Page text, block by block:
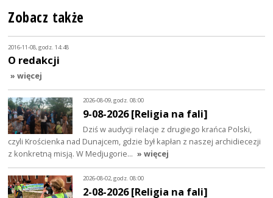
Zobacz także
2016-11-08, godz. 14:48
O redakcji
» więcej
2026-08-09, godz. 08:00
9-08-2026 [Religia na fali]
Dziś w audycji relacje z drugiego krańca Polski,
czyli Krościenka nad Dunajcem, gdzie był kapłan z naszej archidiecezji
z konkretną misją. W Medjugorie… » więcej
2026-08-02, godz. 08:00
2-08-2026 [Religia na fali]